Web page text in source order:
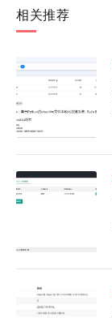
相关推荐